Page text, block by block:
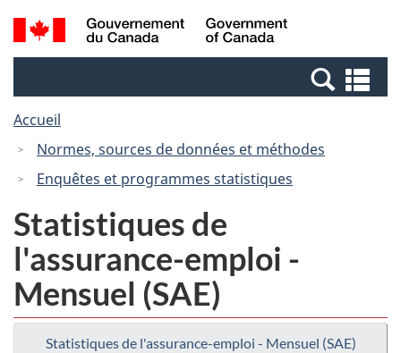
Passer
au
Passer
à
Canada
Recherche
et
et
Accueil
Normes, sources de données et méthodes
Enquêtes et programmes statistiques
Statistiques de
l'assurance-emploi -
Mensuel (SAE)
Statistiques de l'assurance-emploi - Mensuel (SAE)